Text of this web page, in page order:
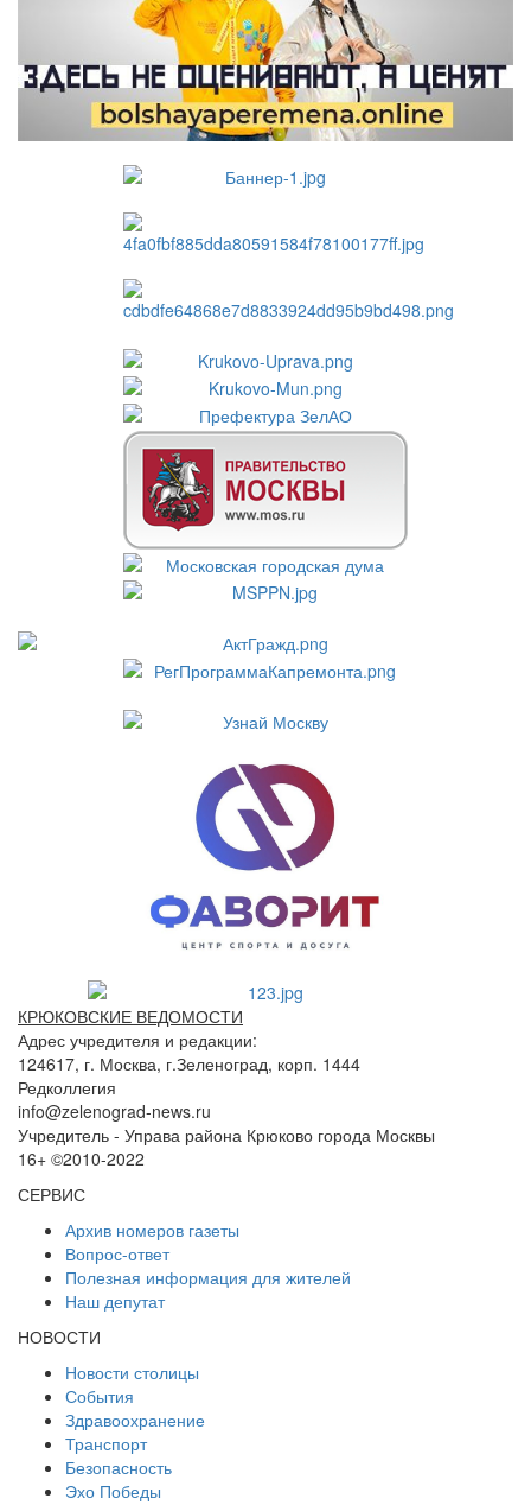
КРЮКОВСКИЕ ВЕДОМОСТИ
Адрес учредителя и редакции:
124617, г. Москва, г.Зеленоград, корп. 1444
Редколлегия
info@zelenograd-news.ru
Учредитель - Управа района Крюково города Москвы
16+ ©2010-2022
СЕРВИС
Архив номеров газеты
Вопрос-ответ
Полезная информация для жителей
Наш депутат
НОВОСТИ
Новости столицы
События
Здравоохранение
Транспорт
Безопасность
Эхо Победы